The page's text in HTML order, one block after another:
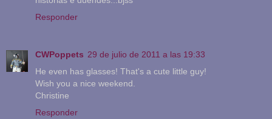
Responder
CWPoppets 29 de julio de 2011 a las 19:33
He even has glasses! That's a cute little guy!
Wish you a nice weekend.
Christine
Responder